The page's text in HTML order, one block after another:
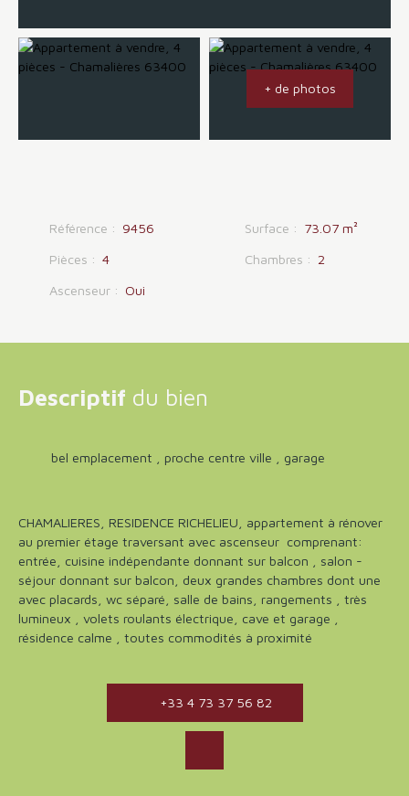
+ de photos
Référence : 9456 Surface : 73.07 m²
Pièces : 4 Chambres : 2
Ascenseur : Oui
Descriptif du bien
bel emplacement , proche centre ville , garage
CHAMALIERES, RESIDENCE RICHELIEU, appartement à rénover
au premier étage traversant avec ascenseur comprenant:
entrée, cuisine indépendante donnant sur balcon , salon -
séjour donnant sur balcon, deux grandes chambres dont une
avec placards, wc séparé, salle de bains, rangements , très
lumineux , volets roulants électrique, cave et garage ,
résidence calme , toutes commodités à proximité
+33 4 73 37 56 82